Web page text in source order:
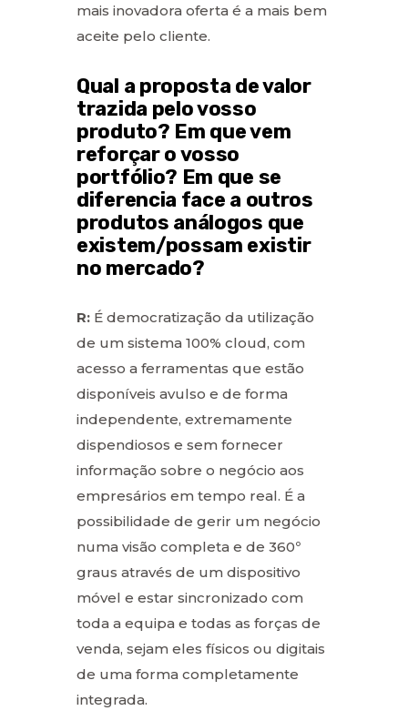
mais inovadora oferta é a mais bem
aceite pelo cliente.
Qual a proposta de valor
trazida pelo vosso
produto? Em que vem
reforçar o vosso
portfólio? Em que se
diferencia face a outros
produtos análogos que
existem/possam existir
no mercado?
R: É democratização da utilização
de um sistema 100% cloud, com
acesso a ferramentas que estão
disponíveis avulso e de forma
independente, extremamente
dispendiosos e sem fornecer
informação sobre o negócio aos
empresários em tempo real. É a
possibilidade de gerir um negócio
numa visão completa e de 360º
graus através de um dispositivo
móvel e estar sincronizado com
toda a equipa e todas as forças de
venda, sejam eles físicos ou digitais
de uma forma completamente
integrada.